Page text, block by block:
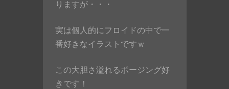
りますが・・・
実は個人的にフロイドの中で一
番好きなイラストですｗ
この大胆さ溢れるポージング好
きです！